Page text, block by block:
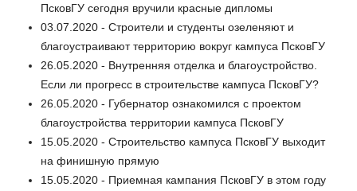
ПсковГУ сегодня вручили красные дипломы
03.07.2020 - Строители и студенты озеленяют и
благоустраивают территорию вокруг кампуса ПсковГУ
26.05.2020 - Внутренняя отделка и благоустройство.
Если ли прогресс в строительстве кампуса ПсковГУ?
26.05.2020 - Губернатор ознакомился с проектом
благоустройства территории кампуса ПсковГУ
15.05.2020 - Строительство кампуса ПсковГУ выходит
на финишную прямую
15.05.2020 - Приемная кампания ПсковГУ в этом году